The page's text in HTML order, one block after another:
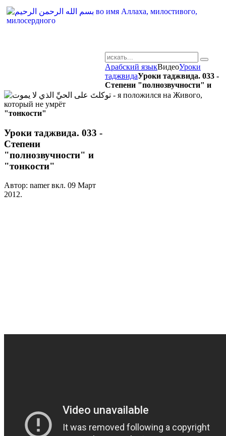
Арабский языкВидеоУроки
таджвидаУроки таджвида. 033 -
Степени "полнозвучности" и
"тонкости"
Уроки таджвида. 033 -
Степени
"полнозвучности" и
"тонкости"
Автор: namer вкл. 09 Март
2012.